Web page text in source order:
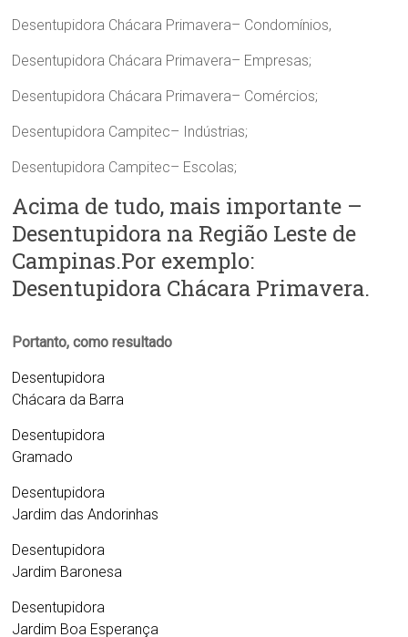
Desentupidora Chácara Primavera– Condomínios,
Desentupidora Chácara Primavera– Empresas;
Desentupidora Chácara Primavera– Comércios;
Desentupidora Campitec– Indústrias;
Desentupidora Campitec– Escolas;
Acima de tudo, mais importante –
Desentupidora na Região Leste de
Campinas.Por exemplo:
Desentupidora Chácara Primavera.
Portanto, como resultado
Desentupidora
Chácara da Barra
Desentupidora
Gramado
Desentupidora
Jardim das Andorinhas
Desentupidora
Jardim Baronesa
Desentupidora
Jardim Boa Esperança